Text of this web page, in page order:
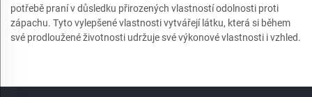
potřebě praní v důsledku přirozených vlastností odolnosti proti
zápachu. Tyto vylepšené vlastnosti vytvářejí látku, která si během
své prodloužené životnosti udržuje své výkonové vlastnosti i vzhled.